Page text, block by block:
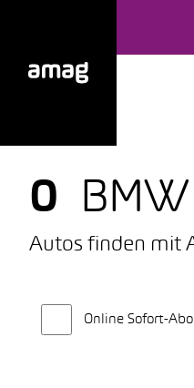
0
Autos finden mit
Online Sofort-Abo